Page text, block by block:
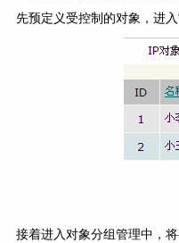
先预定义受控制的对象，进入
接着进入对象分组管理中，